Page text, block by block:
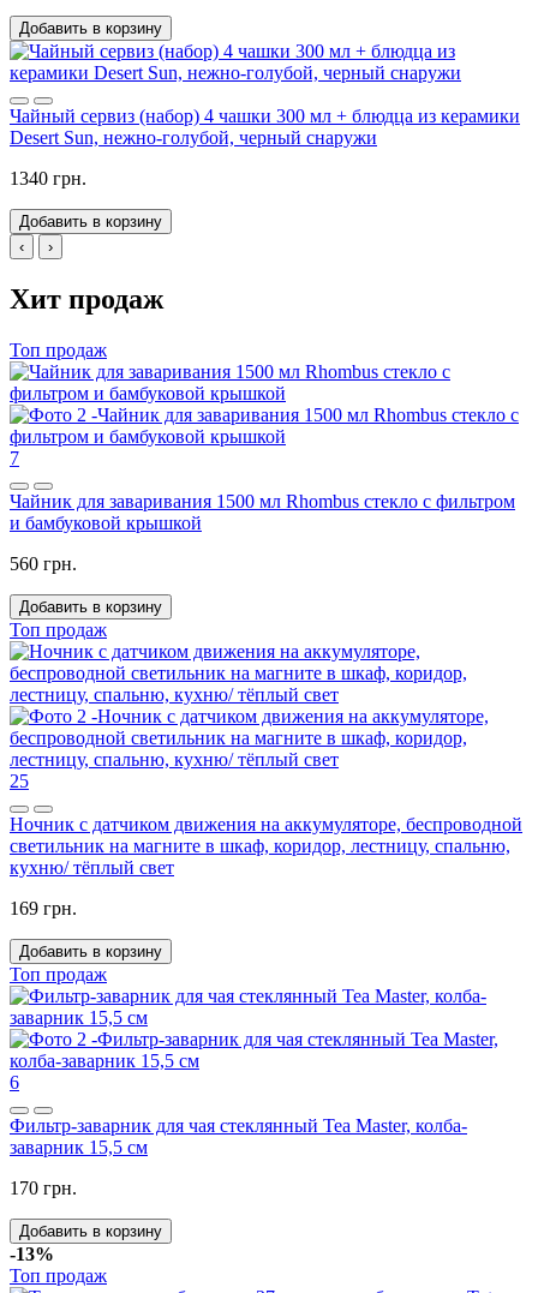
Добавить в корзину
Чайный сервиз (набор) 4 чашки 300 мл + блюдца из керамики
Desert Sun, нежно-голубой, черный снаружи
1340 грн.
Добавить в корзину
‹
›
Хит продаж
Топ продаж
7
Чайник для заваривания 1500 мл Rhombus стекло с фильтром
и бамбуковой крышкой
560 грн.
Добавить в корзину
Топ продаж
25
Ночник с датчиком движения на аккумуляторе, беспроводной
светильник на магните в шкаф, коридор, лестницу, спальню,
кухню/ тёплый свет
169 грн.
Добавить в корзину
Топ продаж
6
Фильтр-заварник для чая стеклянный Tea Master, колба-
заварник 15,5 см
170 грн.
Добавить в корзину
-13%
Топ продаж